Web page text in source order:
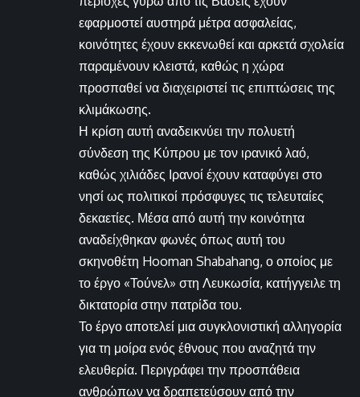
εφαρμοστεί αυστηρά μέτρα ασφαλείας,
κοινότητες έχουν εκκενωθεί και αρκετά σχολεία
παραμένουν κλειστά, καθώς η χώρα
προσπαθεί να διαχειριστεί τις επιπτώσεις της
κλιμάκωσης.
Η κρίση αυτή αναδεικνύει την πολυετή
σύνδεση της Κύπρου με τον ιρανικό λαό,
καθώς χιλιάδες Ιρανοί έχουν καταφύγει στο
νησί ως πολιτικοί πρόσφυγες τις τελευταίες
δεκαετίες. Μέσα από αυτή την κοινότητα
αναδείχθηκαν φωνές όπως αυτή του
σκηνοθέτη Hooman Shabahang, ο οποίος με
το έργο «Τούνελ» στη Λευκωσία, κατήγγειλε τη
δικτατορία στην πατρίδα του.
Το έργο αποτελεί μια συγκλονιστική αλληγορία
για τη μοίρα ενός έθνους που αναζητά την
ελευθερία. Περιγράφει την προσπάθεια
ανθρώπων να δραπετεύσουν από την